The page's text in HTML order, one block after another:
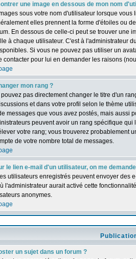
une image en dessous de mon nom
sous votre nom d'utilisateur lorsque
elles prennent la forme d'étoiles ou
En dessous de celle-ci peut se trouver une
à chaque utilisateur. C'est à l'administrateur
Si vous ne pouvez pas utiliser un
contacter pour lui en demander les raisons
mon rang ?
pas directement changer le titre d'un
et dans votre profil selon le thème
messages que vous avez postés, mais aussi
peuvent avoir un rang spécifique
votre rang; vous trouverez probablement
de votre nombre total de messages.
le lien e-mail d'un utilisateur, on me
utilisateurs enregistrés peuvent envoyer des
l'administrateur aurait activé cette
anonymes.
un sujet dans un forum ?